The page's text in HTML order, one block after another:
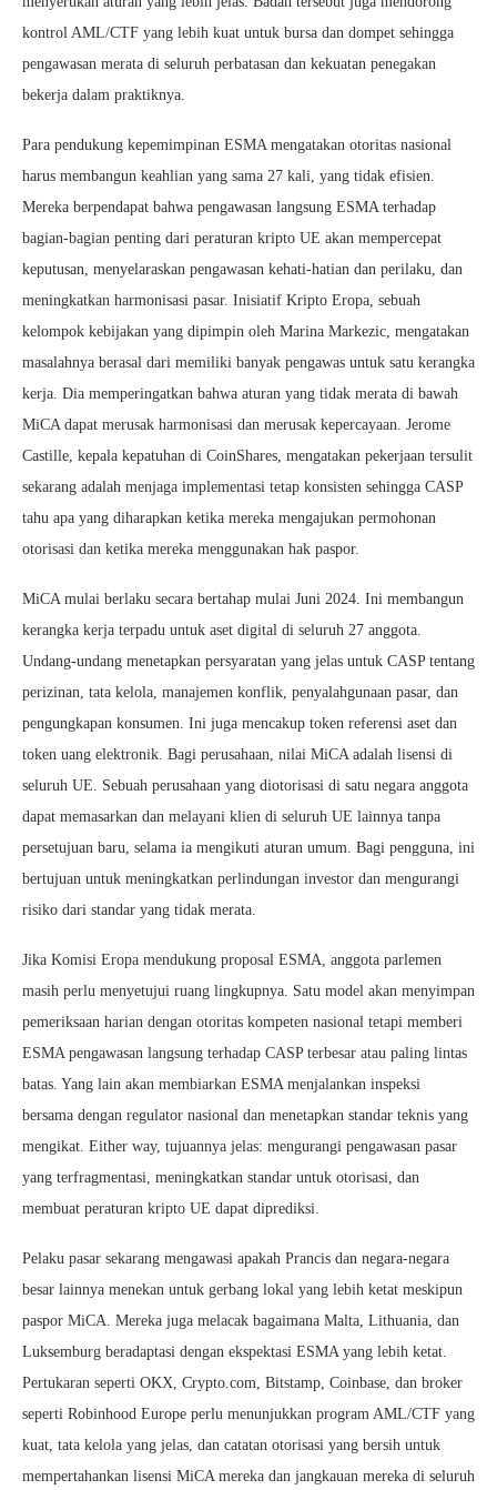
kontrol AML/CTF yang lebih kuat untuk bursa dan dompet sehingga
pengawasan merata di seluruh perbatasan dan kekuatan penegakan
bekerja dalam praktiknya.
Para pendukung kepemimpinan ESMA mengatakan otoritas nasional
harus membangun keahlian yang sama 27 kali, yang tidak efisien.
Mereka berpendapat bahwa pengawasan langsung ESMA terhadap
bagian-bagian penting dari peraturan kripto UE akan mempercepat
keputusan, menyelaraskan pengawasan kehati-hatian dan perilaku, dan
meningkatkan harmonisasi pasar. Inisiatif Kripto Eropa, sebuah
kelompok kebijakan yang dipimpin oleh Marina Markezic, mengatakan
masalahnya berasal dari memiliki banyak pengawas untuk satu kerangka
kerja. Dia memperingatkan bahwa aturan yang tidak merata di bawah
MiCA dapat merusak harmonisasi dan merusak kepercayaan. Jerome
Castille, kepala kepatuhan di CoinShares, mengatakan pekerjaan tersulit
sekarang adalah menjaga implementasi tetap konsisten sehingga CASP
tahu apa yang diharapkan ketika mereka mengajukan permohonan
otorisasi dan ketika mereka menggunakan hak paspor.
MiCA mulai berlaku secara bertahap mulai Juni 2024. Ini membangun
kerangka kerja terpadu untuk aset digital di seluruh 27 anggota.
Undang-undang menetapkan persyaratan yang jelas untuk CASP tentang
perizinan, tata kelola, manajemen konflik, penyalahgunaan pasar, dan
pengungkapan konsumen. Ini juga mencakup token referensi aset dan
token uang elektronik. Bagi perusahaan, nilai MiCA adalah lisensi di
seluruh UE. Sebuah perusahaan yang diotorisasi di satu negara anggota
dapat memasarkan dan melayani klien di seluruh UE lainnya tanpa
persetujuan baru, selama ia mengikuti aturan umum. Bagi pengguna, ini
bertujuan untuk meningkatkan perlindungan investor dan mengurangi
risiko dari standar yang tidak merata.
Jika Komisi Eropa mendukung proposal ESMA, anggota parlemen
masih perlu menyetujui ruang lingkupnya. Satu model akan menyimpan
pemeriksaan harian dengan otoritas kompeten nasional tetapi memberi
ESMA pengawasan langsung terhadap CASP terbesar atau paling lintas
batas. Yang lain akan membiarkan ESMA menjalankan inspeksi
bersama dengan regulator nasional dan menetapkan standar teknis yang
mengikat. Either way, tujuannya jelas: mengurangi pengawasan pasar
yang terfragmentasi, meningkatkan standar untuk otorisasi, dan
membuat peraturan kripto UE dapat diprediksi.
Pelaku pasar sekarang mengawasi apakah Prancis dan negara-negara
besar lainnya menekan untuk gerbang lokal yang lebih ketat meskipun
paspor MiCA. Mereka juga melacak bagaimana Malta, Lithuania, dan
Luksemburg beradaptasi dengan ekspektasi ESMA yang lebih ketat.
Pertukaran seperti OKX, Crypto.com, Bitstamp, Coinbase, dan broker
seperti Robinhood Europe perlu menunjukkan program AML/CTF yang
kuat, tata kelola yang jelas, dan catatan otorisasi yang bersih untuk
mempertahankan lisensi MiCA mereka dan jangkauan mereka di seluruh